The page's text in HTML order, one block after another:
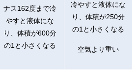
ナス162度まで冷
やすと液体にな
り、体積が600分
の1と小さくなる
冷やすと液体にな
り、体積が250分
の1と小さくなる
空気より重い